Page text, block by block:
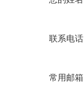
联系电
常用邮